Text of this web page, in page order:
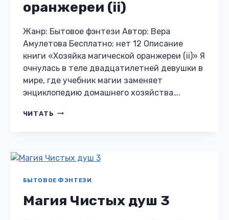
оранжереи (ii)
Жанр: Бытовое фэнтези Автор: Вера
Амулетова Бесплатно: нет 12 Описание
книги «Хозяйка магической оранжереи (ii)» Я
очнулась в теле двадцатилетней девушки в
мире, где учебник магии заменяет
энциклопедию домашнего хозяйства….
ЧИТАТЬ ХОЗЯЙКА
БЫТОВОЕ ФЭНТЕЗИ
Магия Чистых душ 3